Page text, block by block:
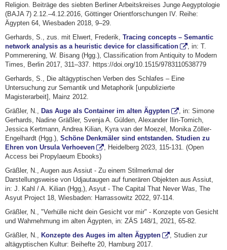
Religion. Beiträge des siebten Berliner Arbeitskreises Junge Aegyptologie
(BAJA 7) 2.12.–4.12.2016, Göttinger Orientforschungen IV. Reihe:
Ägypten 64, Wiesbaden 2018, 9–29.
Gerhards, S., zus. mit Elwert, Frederik, Tracing concepts – Semantic
network analysis as a heuristic device for classification
, in: T.
Pommerening, W. Bisang (Hgg.), Classification from Antiquity to Modern
Times, Berlin 2017, 311–337. https://doi.org/10.1515/9783110538779
Gerhards, S., Die altägyptischen Verben des Schlafes – Eine
Untersuchung zur Semantik und Metaphorik [unpublizierte
Magisterarbeit], Mainz 2012.
Gräßler, N., Das Auge als Container im alten Ägypten
, in: Simone
Gerhards, Nadine Gräßler, Svenja A. Gülden, Alexander Ilin-Tomich,
Jessica Kertmann, Andrea Kilian, Kyra van der Moezel, Monika Zöller-
Engelhardt (Hgg.), Schöne Denkmäler sind entstanden. Studien zu
Ehren von Ursula Verhoeven
, Heidelberg 2023, 115-131. (Open
Access bei Propylaeum Ebooks)
Gräßler, N., Augen aus Assiut - Zu einem Stilmerkmal der
Darstellungsweise von Udjautaugen auf funerären Objekten aus Assiut,
in: J. Kahl / A. Kilian (Hgg,), Asyut - The Capital That Never Was, The
Asyut Project 18, Wiesbaden: Harrassowitz 2022, 97-114.
Gräßler, N., "Verhülle nicht dein Gesicht vor mir" - Konzepte von Gesicht
und Wahrnehmung im alten Ägypten, in: ZÄS 148/1, 2021, 65-82.
Gräßler, N., Konzepte des Auges im alten Ägypten
, Studien zur
altägyptischen Kultur: Beihefte 20, Hamburg 2017.